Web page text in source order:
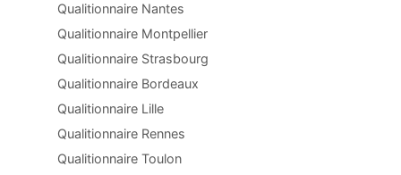
Qualitionnaire Nantes
Qualitionnaire Montpellier
Qualitionnaire Strasbourg
Qualitionnaire Bordeaux
Qualitionnaire Lille
Qualitionnaire Rennes
Qualitionnaire Toulon